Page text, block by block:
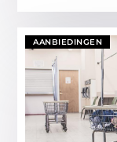
AANBIEDINGEN